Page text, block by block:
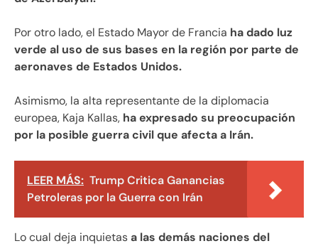
Por otro lado, el Estado Mayor de Francia ha dado luz
verde al uso de sus bases en la región por parte de
aeronaves de Estados Unidos.
Asimismo, la alta representante de la diplomacia
europea, Kaja Kallas, ha expresado su preocupación
por la posible guerra civil que afecta a Irán.
LEER MÁS: Trump Critica Ganancias
Petroleras por la Guerra con Irán
Lo cual deja inquietasa las demás naciones del